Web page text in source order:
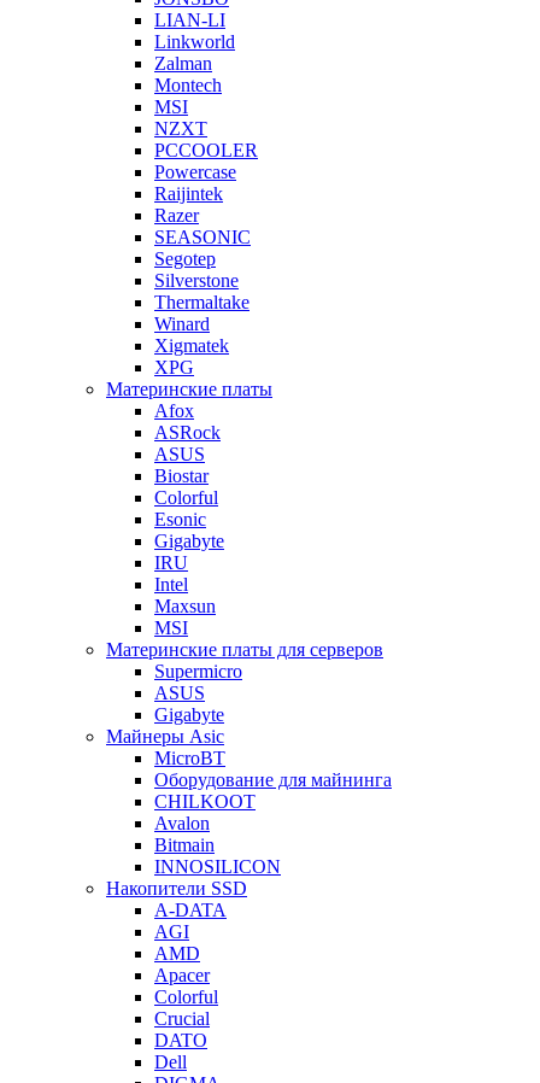
LIAN-LI
Linkworld
Zalman
Montech
MSI
NZXT
PCCOOLER
Powercase
Raijintek
Razer
SEASONIC
Segotep
Silverstone
Thermaltake
Winard
Xigmatek
XPG
Материнские платы
Afox
ASRock
ASUS
Biostar
Colorful
Esonic
Gigabyte
IRU
Intel
Maxsun
MSI
Материнские платы для серверов
Supermicro
ASUS
Gigabyte
Майнеры Asic
MicroBT
Оборудование для майнинга
CHILKOOT
Avalon
Bitmain
INNOSILICON
Накопители SSD
A-DATA
AGI
AMD
Apacer
Colorful
Crucial
DATO
Dell